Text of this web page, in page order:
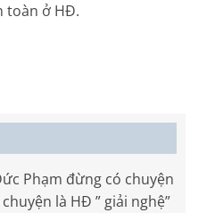
toàn ở HĐ.
Phạm đừng có chuyện
là HĐ ” giải nghệ”